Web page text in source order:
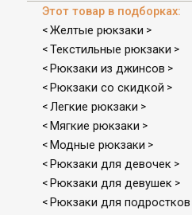
Этот товар в подборках:
< Желтые рюкзаки >
< Текстильные рюкзаки >
< Рюкзаки из джинсов >
< Рюкзаки со скидкой >
< Легкие рюкзаки >
< Мягкие рюкзаки >
< Модные рюкзаки >
< Рюкзаки для девочек >
< Рюкзаки для девушек >
< Рюкзаки для подростков